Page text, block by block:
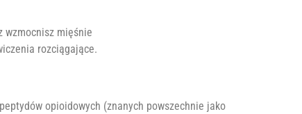
wzmocnisz mięśnie
rozciągające.
opioidowych (znanych powszechnie jako